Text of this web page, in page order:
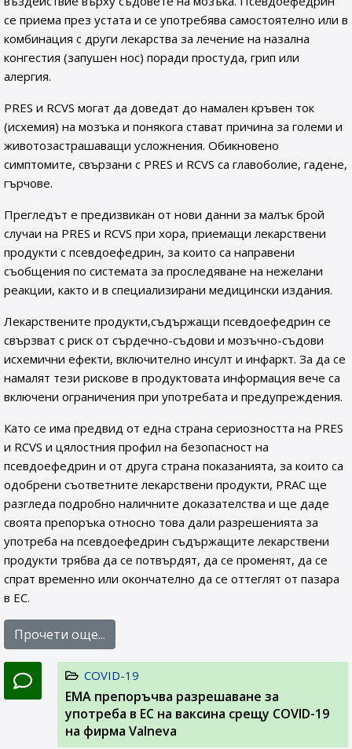
се приема през устата и се употребява самостоятелно или в
комбинация с други лекарства за лечение на назална
конгестия (запушен нос) поради простуда, грип или
алергия.
PRES и RCVS могат да доведат до намален кръвен ток
(исхемия) на мозъка и понякога стават причина за големи и
животозастрашаващи усложнения. Обикновено
симптомите, свързани с PRES и RCVS са главоболие, гадене,
гърчове.
Прегледът е предизвикан от нови данни за малък брой
случаи на PRES и RCVS при хора, приемащи лекарствени
продукти с псевдоефедрин, за които са направени
съобщения по системата за проследяване на нежелани
реакции, както и в специализирани медицински издания.
Лекарствените продукти,съдържащи псевдоефедрин се
свързват с риск от сърдечно-съдови и мозъчно-съдови
исхемични ефекти, включително инсулт и инфаркт. За да се
намалят тези рискове в продуктовата информация вече са
включени ограничения при употребата и предупреждения.
Като се има предвид от една страна сериозността на PRES
и RCVS и цялостния профил на безопасност на
псевдоефедрин и от друга страна показанията, за които са
одобрени съответните лекарствени продукти, PRAC ще
разгледа подробно наличните доказателства и ще даде
своята препоръка относно това дали разрешенията за
употреба на псевдоефедрин съдържащите лекарствени
продукти трябва да се потвърдят, да се променят, да се
спрат временно или окончателно да се оттеглят от пазара
в ЕС.
Прочети още...
COVID-19
EMA препоръчва разрешаване за
употреба в ЕС на ваксина срещу COVID-19
на фирма Valneva